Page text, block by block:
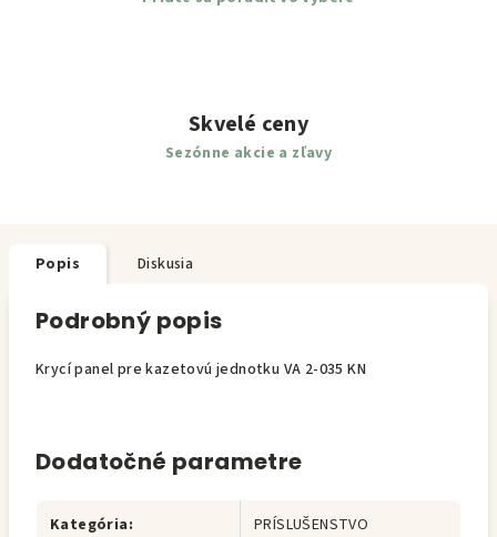
Skvelé ceny
Sezónne akcie a zľavy
Popis Diskusia
Podrobný popis
Krycí panel pre kazetovú jednotku VA 2-035 KN
Dodatočné parametre
Kategória: PRÍSLUŠENSTVO